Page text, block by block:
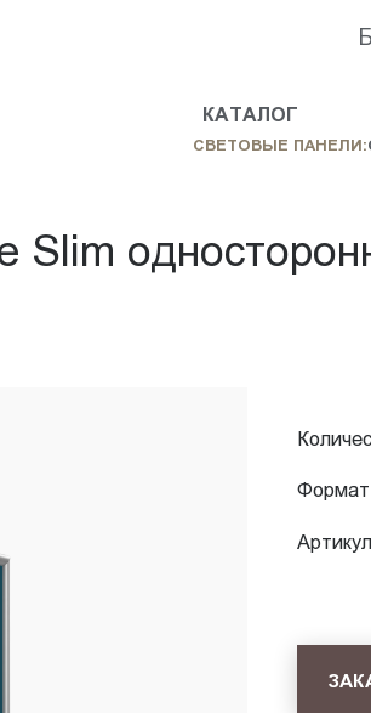
КАТАЛОГ
СВЕТОВЫЕ ПАНЕЛИ:
Slim
Формат
Артикул